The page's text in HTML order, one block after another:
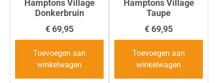
Hamptons Village
Donkerbruin
€ 69,95
Toevoegen aan
winkelwagen
Hamptons Village
Taupe
€ 69,95
Toevoegen aan
winkelwagen